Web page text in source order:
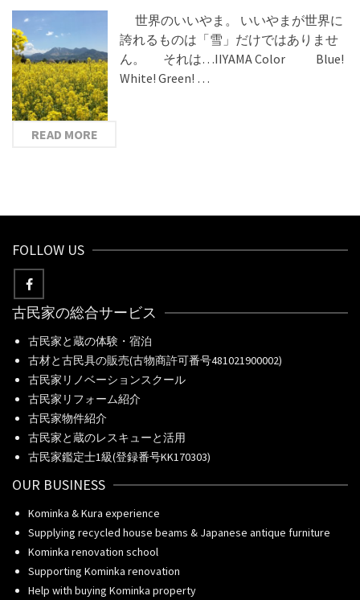
世界のいいやま。 いいやまが世界に
誇れるものは「雪」だけではありませ
ん。 それは…IIYAMA Color Blue!
White! Green! …
READ MORE
FOLLOW US
古民家の総合サービス
古民家と蔵の体験・宿泊
古材と古民具の販売(古物商許可番号481021900002)
古民家リノベーションスクール
古民家リフォーム紹介
古民家物件紹介
古民家と蔵のレスキューと活用
古民家鑑定士1級(登録番号KK170303)
OUR BUSINESS
Kominka & Kura experience
Supplying recycled house beams & Japanese antique furniture
Kominka renovation school
Supporting Kominka renovation
Help with buying Kominka property